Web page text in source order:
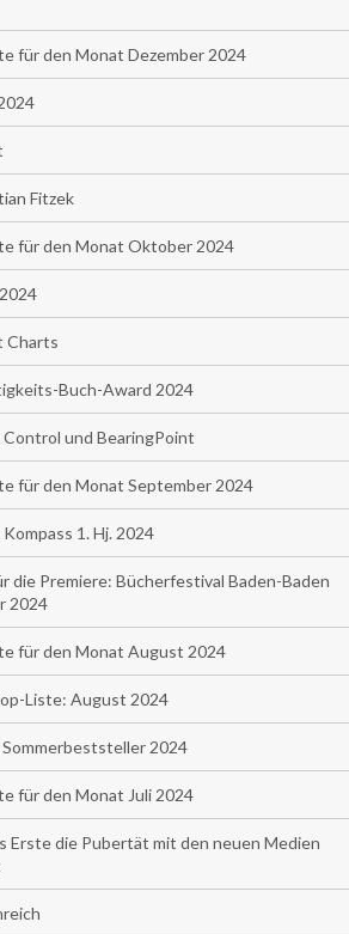
für den Monat Dezember 2024
Fitzek
für den Monat Oktober 2024
Charts
Buch-Award 2024
und BearingPoint
für den Monat September 2024
1. Hj. 2024
die Premiere: Bücherfestival Baden-Baden
2024
für den Monat August 2024
Liste: August 2024
2024
für den Monat Juli 2024
Erste die Pubertät mit den neuen Medien